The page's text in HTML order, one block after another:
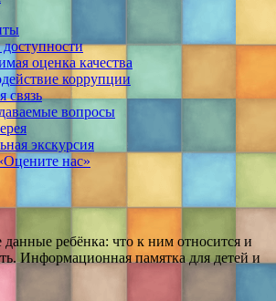
оценка качества
коррупции
связь
вопросы
экскурсия
нас»
ребёнка: что к ним относится и
Информационная памятка для детей и